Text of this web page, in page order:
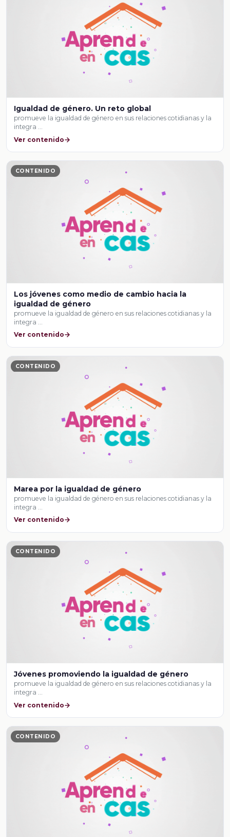
Igualdad de género. Un reto global
promueve la igualdad de género en sus relaciones cotidianas y la
integra …
Ver contenido
CONTENIDO
Los jóvenes como medio de cambio hacia la
igualdad de género
promueve la igualdad de género en sus relaciones cotidianas y la
integra …
Ver contenido
CONTENIDO
Marea por la igualdad de género
promueve la igualdad de género en sus relaciones cotidianas y la
integra …
Ver contenido
CONTENIDO
Jóvenes promoviendo la igualdad de género
promueve la igualdad de género en sus relaciones cotidianas y la
integra …
Ver contenido
CONTENIDO